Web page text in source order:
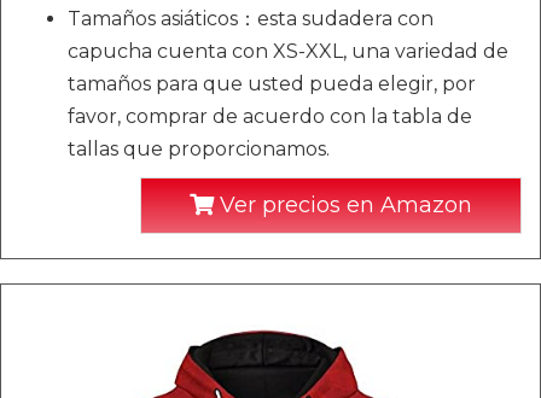
Tamaños asiáticos：esta sudadera con
capucha cuenta con XS-XXL, una variedad de
tamaños para que usted pueda elegir, por
favor, comprar de acuerdo con la tabla de
tallas que proporcionamos.
Ver precios en Amazon